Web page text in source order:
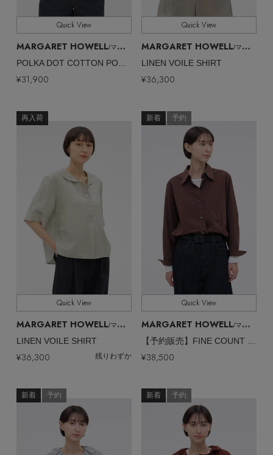
Quick View
MARGARET HOWELL/マーガレット・ハウエル
¥31,900
Quick View
MARGARET HOWELL/マーガレット・ハウエル
LINEN VOILE SHIRT
¥36,300
再入荷
Quick View
MARGARET HOWELL/マーガレット・ハウエル
LINEN VOILE SHIRT
¥36,300 残りわずか
新着 予約
Quick View
MARGARET HOWELL/マーガレット・ハウエル
¥38,500
新着 予約 新着 予約